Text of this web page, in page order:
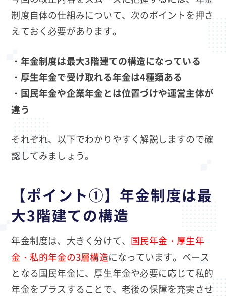
制度自体の仕組みについて、次のポイントを押さ
えておく必要があります。
・年金制度は最大3階建ての構造になっている
・厚生年金で受け取れる年金は4種類ある
・国民年金や企業年金とは位置づけや運営主体が
違う
それぞれ、以下でわかりやすく解説しますので確
認してみましょう。
【ポイント①】年金制度は最
大3階建ての構造
年金制度は、大きく分けて、 国民年金・厚生年
金・私的年金の3層構造になっています。ベース
となる国民年金に、厚生年金や必要に応じて私的
年金をプラスすることで、老後の保障を充実させ